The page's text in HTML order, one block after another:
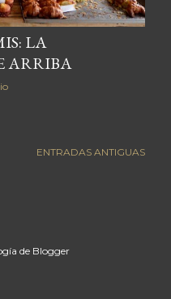
LA
ARRIBA
ENTRADAS ANTIGUAS
de Blogger